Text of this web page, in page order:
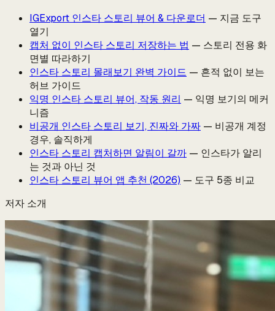
IGExport 인스타 스토리 뷰어 & 다운로더 — 지금 도구
열기
캡처 없이 인스타 스토리 저장하는 법 — 스토리 전용 화
면별 따라하기
인스타 스토리 몰래보기 완벽 가이드 — 흔적 없이 보는
허브 가이드
익명 인스타 스토리 뷰어, 작동 원리 — 익명 보기의 메커
니즘
비공개 인스타 스토리 보기, 진짜와 가짜 — 비공개 계정
경우, 솔직하게
인스타 스토리 캡처하면 알림이 갈까 — 인스타가 알리
는 것과 아닌 것
인스타 스토리 뷰어 앱 추천 (2026) — 도구 5종 비교
저자 소개